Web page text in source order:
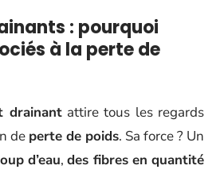
: pourquoi
à la perte de
drainantattire tous les regards
de perte de poids. Sa force ? Un
d’eau,des fibres en quantité